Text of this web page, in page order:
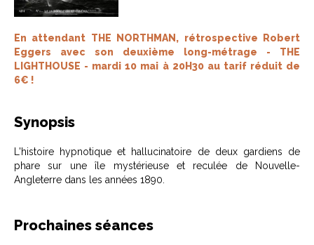
En attendant THE NORTHMAN, rétrospective Robert
Eggers avec son deuxième long-métrage - THE
LIGHTHOUSE - mardi 10 mai à 20H30 au tarif réduit de
6€ !
Synopsis
L'histoire hypnotique et hallucinatoire de deux gardiens de
phare sur une île mystérieuse et reculée de Nouvelle-
Angleterre dans les années 1890.
Prochaines séances